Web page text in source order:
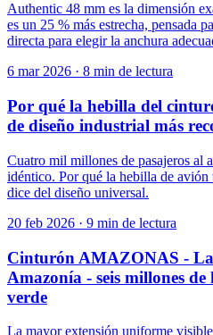
Authentic 48 mm es la dimensión
es un 25 % más estrecha, pensada
directa para elegir la anchura
6 mar 2026 · 8 min de lectura
Por qué la hebilla del
de diseño industrial más
Cuatro mil millones de pasajeros al
idéntico. Por qué la hebilla de
dice del diseño universal.
20 feb 2026 · 9 min de lectura
Cinturón AMAZONAS - La
Amazonía - seis millones
verde
La mayor extensión uniforme